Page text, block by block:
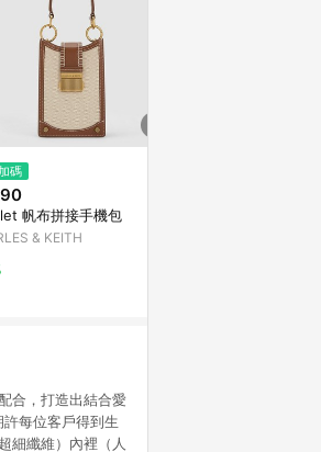
碼
帆布拼接手機包
& KEITH
合，打造出結合愛
許每位客戶得到生
細纖維）內裡（人